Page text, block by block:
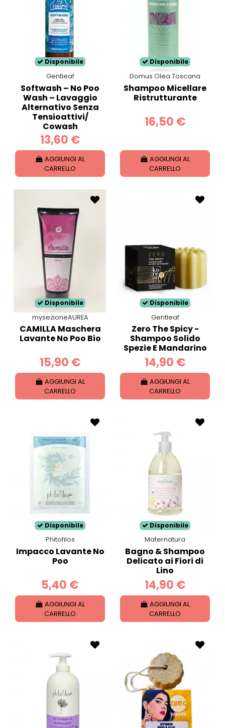
Disponibile
Gentleaf
Softwash – No Poo
Wash – Lavaggio
Alternativo Senza
Tensioattivi/
Cowash
13,60 €
AGGIUNGI AL
CARRELLO
Disponibile
Domus Olea Toscana
Shampoo Micellare
Ristrutturante
16,50 €
AGGIUNGI AL
CARRELLO
Disponibile
mysezioneAUREA
CAMILLA Maschera
Lavante No Poo Bio
15,90 €
AGGIUNGI AL
CARRELLO
Disponibile
Gentleaf
Zero The Spicy -
Shampoo Solido
Spezie E Mandarino
14,90 €
AGGIUNGI AL
CARRELLO
Disponibile
Phitofilos
Impacco Lavante No
Poo
5,40 €
AGGIUNGI AL
CARRELLO
Disponibile
Maternatura
Bagno & Shampoo
Delicato ai Fiori di
Lino
14,90 €
AGGIUNGI AL
CARRELLO